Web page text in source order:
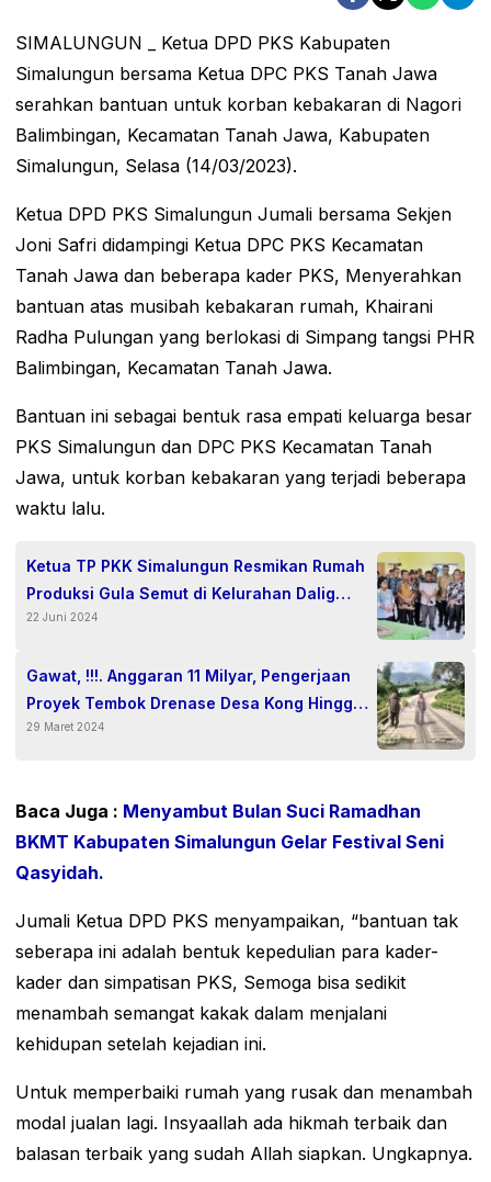
SIMALUNGUN _ Ketua DPD PKS Kabupaten
Simalungun bersama Ketua DPC PKS Tanah Jawa
serahkan bantuan untuk korban kebakaran di Nagori
Balimbingan, Kecamatan Tanah Jawa, Kabupaten
Simalungun, Selasa (14/03/2023).
Ketua DPD PKS Simalungun Jumali bersama Sekjen
Joni Safri didampingi Ketua DPC PKS Kecamatan
Tanah Jawa dan beberapa kader PKS, Menyerahkan
bantuan atas musibah kebakaran rumah, Khairani
Radha Pulungan yang berlokasi di Simpang tangsi PHR
Balimbingan, Kecamatan Tanah Jawa.
Bantuan ini sebagai bentuk rasa empati keluarga besar
PKS Simalungun dan DPC PKS Kecamatan Tanah
Jawa, untuk korban kebakaran yang terjadi beberapa
waktu lalu.
Ketua TP PKK Simalungun Resmikan Rumah
Produksi Gula Semut di Kelurahan Dalig
Raya.
22 Juni 2024
Gawat, !!!. Anggaran 11 Milyar, Pengerjaan
Proyek Tembok Drenase Desa Kong Hingga
Kedah Kurang Volume Diduga Tak Sesuai
29 Maret 2024
Baca Juga : Menyambut Bulan Suci Ramadhan
BKMT Kabupaten Simalungun Gelar Festival Seni
Qasyidah.
Jumali Ketua DPD PKS menyampaikan, “bantuan tak
seberapa ini adalah bentuk kepedulian para kader-
kader dan simpatisan PKS, Semoga bisa sedikit
menambah semangat kakak dalam menjalani
kehidupan setelah kejadian ini.
Untuk memperbaiki rumah yang rusak dan menambah
modal jualan lagi. Insyaallah ada hikmah terbaik dan
balasan terbaik yang sudah Allah siapkan. Ungkapnya.